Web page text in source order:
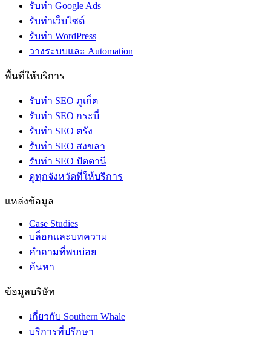
รับทำ Google Ads
รับทำเว็บไซต์
รับทำ WordPress
วางระบบและ Automation
พื้นที่ให้บริการ
รับทำ SEO ภูเก็ต
รับทำ SEO กระบี่
รับทำ SEO ตรัง
รับทำ SEO สงขลา
รับทำ SEO ปัตตานี
ดูทุกจังหวัดที่ให้บริการ
แหล่งข้อมูล
Case Studies
บล็อกและบทความ
คำถามที่พบบ่อย
ค้นหา
ข้อมูลบริษัท
เกี่ยวกับ Southern Whale
บริการที่ปรึกษา